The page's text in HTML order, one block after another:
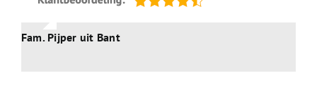
Fam. Pijper uit Bant